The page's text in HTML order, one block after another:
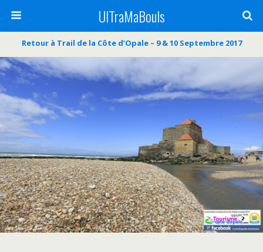
UlTraMaBouls
Retour à Trail de la Côte d’Opale – 9 & 10 Septembre 2017